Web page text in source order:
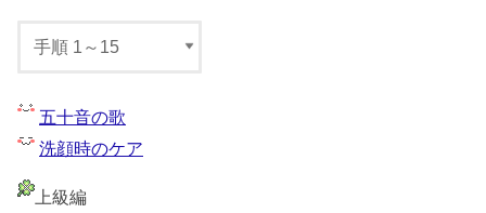
五十音の歌
洗顔時のケア
上級編